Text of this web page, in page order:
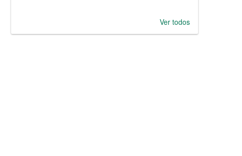
Ver todos